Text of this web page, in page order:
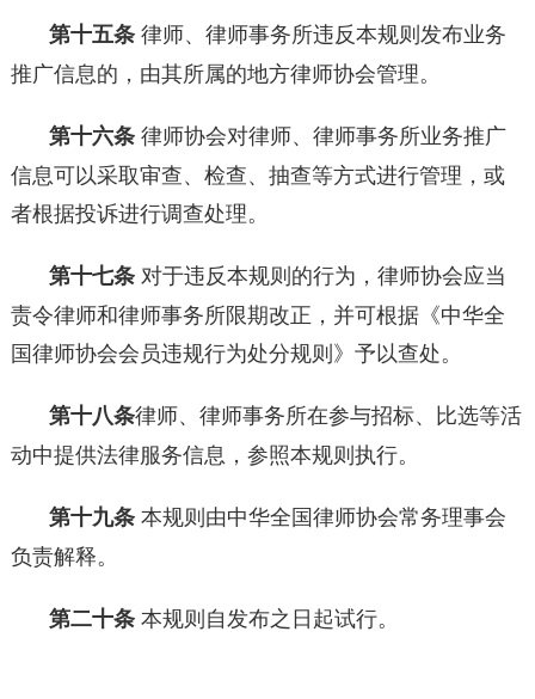
第十五条律师、律师事务所违反本规则发布业务
推广信息的，由其所属的地方律师协会管理。
第十六条 律师协会对律师、律师事务所业务推广
信息可以采取审查、检查、抽查等方式进行管理，或
者根据投诉进行调查处理。
第十七条 对于违反本规则的行为，律师协会应当
责令律师和律师事务所限期改正，并可根据《中华全
国律师协会会员违规行为处分规则》予以查处。
第十八条律师、律师事务所在参与招标、比选等活
动中提供法律服务信息，参照本规则执行。
第十九条 本规则由中华全国律师协会常务理事会
负责解释。
第二十条 本规则自发布之日起试行。